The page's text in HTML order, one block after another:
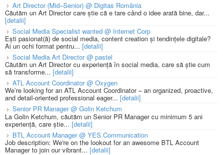
Art Director (Mid–Senior) @ Digitas România
Căutăm un Art Director care știe că e tare când o idee arată bine, dar...
[detalii]
Social Media Specialist wanted @ Internet Corp
Ești pasionat(ă) de social media, content creation și tendințele digitale?
Ai un ochi format pentru... [detalii]
Social Media Art Director @ pastel
Căutăm un Art Director cu experiență în social media, care să știe cum
să transforme... [detalii]
ATL Account Coordinator @ Oxygen
We’re looking for an ATL Account Coordinator – an organized, proactive,
and detail-oriented professional eager... [detalii]
Senior PR Manager @ Golin Ketchum
La Golin Ketchum, căutăm un Senior PR Manager cu minimum 5 ani
experiență, care știe... [detalii]
BTL Account Manager @ YES Communication
Job description: We're on the lookout for an awesome BTL Account
Manager to join our vibrant... [detalii]